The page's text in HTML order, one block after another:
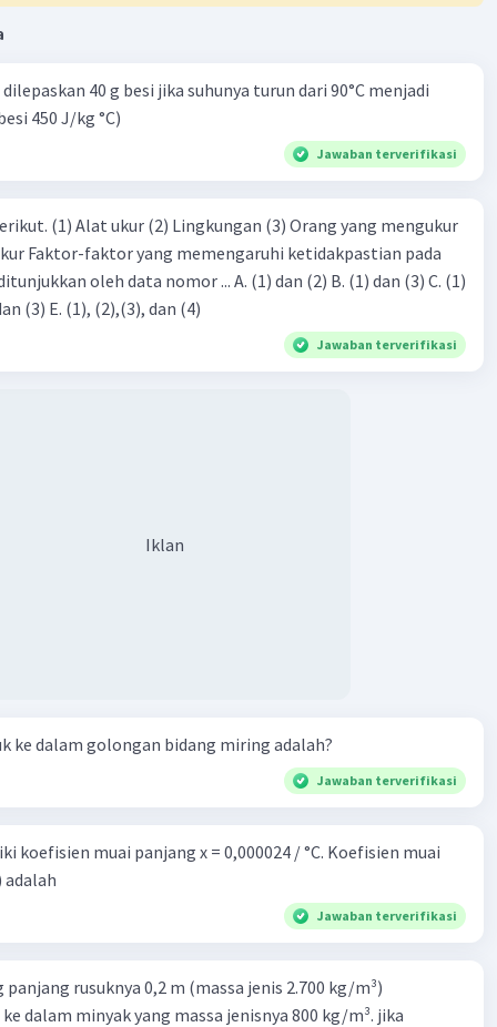
40 g besi jika suhunya turun dari 90°C menjadi
450 J/kg °C)
Jawaban terverifikasi
(1) Alat ukur (2) Lingkungan (3) Orang yang mengukur
Faktor-faktor yang memengaruhi ketidakpastian pada
data nomor ... A. (1) dan (2) B. (1) dan (3) C. (1)
dan (4) D. (1), (2), dan (3) E. (1), (2),(3), dan (4)
Jawaban terverifikasi
Iklan
ke dalam golongan bidang miring adalah?
Jawaban terverifikasi
koefisien muai panjang x = 0,000024 / °C. Koefisien muai
adalah
Jawaban terverifikasi
panjang rusuknya 0,2 m (massa jenis 2.700 kg/m³)
dalam minyak yang massa jenisnya 800 kg/m³. jika